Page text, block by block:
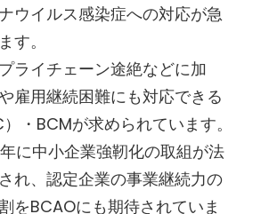
ウイルス感染症への対応が急
す。
ライチェーン途絶などに加
雇用継続困難にも対応できる
・BCMが求められています。
に中小企業強靭化の取組が法
れ、認定企業の事業継続力の
をBCAOにも期待されていま